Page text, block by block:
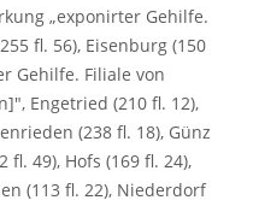
„exponirter Gehilfe.
fl. 56), Eisenburg (150
Gehilfe. Filiale von
Engetried (210 fl. 12),
(238 fl. 18), Günz
fl. 49), Hofs (169 fl. 24),
(113 fl. 22), Niederdorf